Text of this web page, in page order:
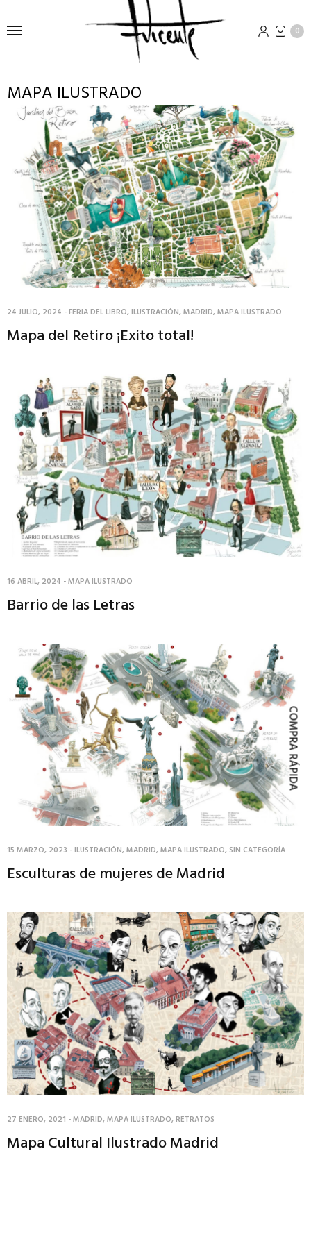
0
MAPA ILUSTRADO
24 JULIO, 2024 -FERIA DEL LIBRO,ILUSTRACIÓN,MADRID,MAPA ILUSTRADO
Mapa del Retiro ¡Exito total!
16 ABRIL, 2024 -MAPA ILUSTRADO
Barrio de las Letras
15 MARZO, 2023 -ILUSTRACIÓN,MADRID,MAPA ILUSTRADO, SIN CATEGORÍA
Esculturas de mujeres de Madrid
27 ENERO, 2021 -MADRID,MAPA ILUSTRADO,RETRATOS
Mapa Cultural Ilustrado Madrid
COMPRA RÁPIDA